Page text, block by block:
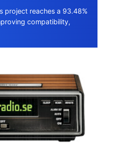
project reaches a 93.48%
compatibility,